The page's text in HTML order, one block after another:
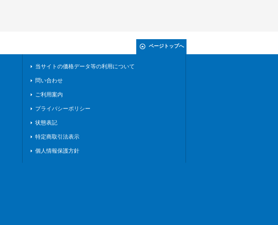
ページトップへ
当サイトの価格データ等の利用について
問い合わせ
ご利用案内
プライバシーポリシー
状態表記
特定商取引法表示
個人情報保護方針